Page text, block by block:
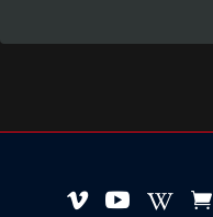
   